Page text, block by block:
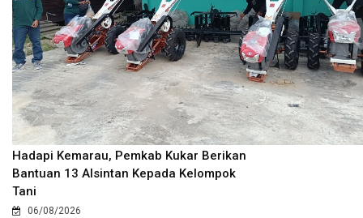
Hadapi Kemarau, Pemkab Kukar Berikan
Bantuan 13 Alsintan Kepada Kelompok
Tani
06/08/2026